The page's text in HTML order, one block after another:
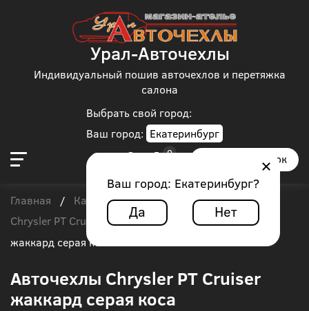
Выбрать свой город:
Ваш город: Екатеринбург
Ваш город: Екатеринбург?
Да Нет
Урал-Авточехлы
Индивидуальный пошив авточехлов и перетяжка
салона
Заказать звонок
Главная / Каталог чехлов / Chrysler /
Chrysler PT Cruiser
/ Авточехлы Chrysler PT Cruiser
жаккард серая коса
Авточехлы Chrysler PT Cruiser
жаккард серая коса